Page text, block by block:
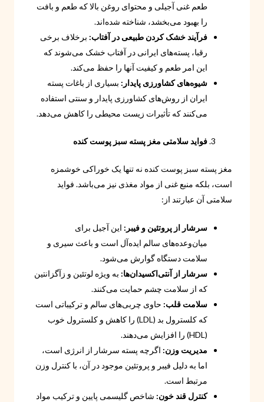
طعم غنی آجیلی و محتوای روغن بالا که طعم و بافت
را بهبود می‌بخشد، شناخته شده‌اند.
فرآیند خشک کردن طبیعی در آفتاب: برخلاف برخی
رقبا، پسته‌های ایرانی در آفتاب خشک می‌شوند که
این امر طعم و کیفیت آنها را حفظ می‌کند.
شیوه‌های کشاورزی پایدار: بسیاری از باغات پسته
ایران از روش‌های کشاورزی پایدار و سنتی استفاده
می‌کنند که تأثیرات زیست محیطی را کاهش می‌دهد.
فواید سلامتی مغز پسته سبز پوست کنده
مغز پسته سبز پوست کنده نه تنها یک خوراکی خوشمزه
است، بلکه منبع غنی از مواد مغذی نیز می‌باشد. فواید
سلامتی آن عبارتند از:
سرشار از پروتئین و فیبر: این آجیل برای
میان‌وعده‌های سالم ایده‌آل است و باعث سیری و
سلامت دستگاه گوارش می‌شود.
سرشار از آنتی‌اکسیدان‌ها: به ویژه لوتئین و زآگزانتین
که از سلامت چشم حمایت می‌کنند.
سلامت قلب: حاوی چربی‌های سالم و ترکیباتی است
که کلسترول بد (LDL) را کاهش و کلسترول خوب
(HDL) را افزایش می‌دهند.
مدیریت وزن: اگرچه پسته سرشار از انرژی است،
اما به دلیل فیبر و پروتئین موجود در آن، با کنترل وزن
مرتبط است.
کنترل قند خون: شاخص گلیسمی پایین و ترکیب مواد